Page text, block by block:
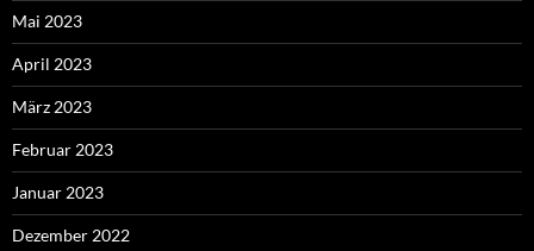
Mai 2023
April 2023
März 2023
Februar 2023
Januar 2023
Dezember 2022